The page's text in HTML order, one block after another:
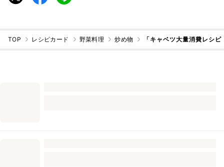
TOP レシピカード 野菜料理 炒め物 「キャベツ大量消費レシ